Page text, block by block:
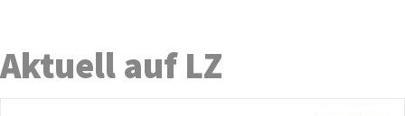
Aktuell auf LZ